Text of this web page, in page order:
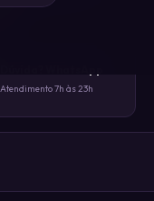
Atendimento 7h às 23h